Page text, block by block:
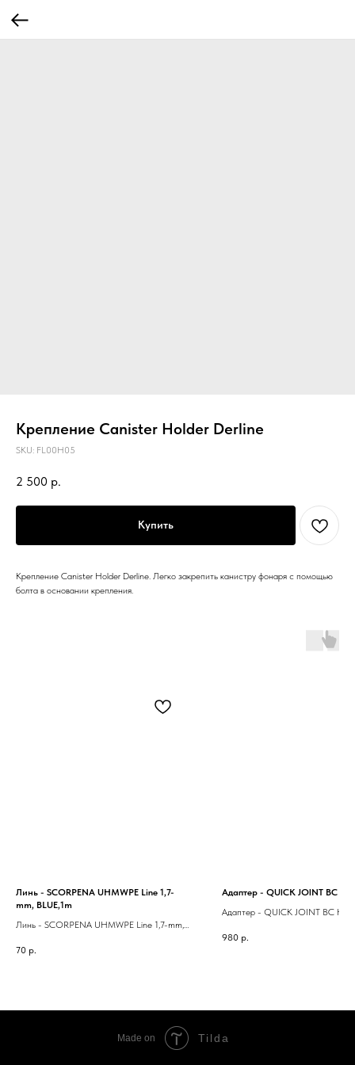
Крепление Canister Holder Derline
SKU: FL00H05
2 500 р.
Купить
Крепление Canister Holder Derline. Легко закрепить канистру фонаря с помощью
болта в основании крепления.
Линь - SCORPENA UHMWPE Line 1,7-
mm, BLUE,1m
Линь - SCORPENA UHMWPE Line 1,7-mm,
70 р.
Адаптер - QUICK JOINT BC
Адаптер - QUICK JOINT BC
980 р.
Made on Tilda